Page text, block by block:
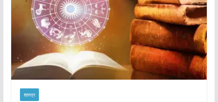
शास्त्र